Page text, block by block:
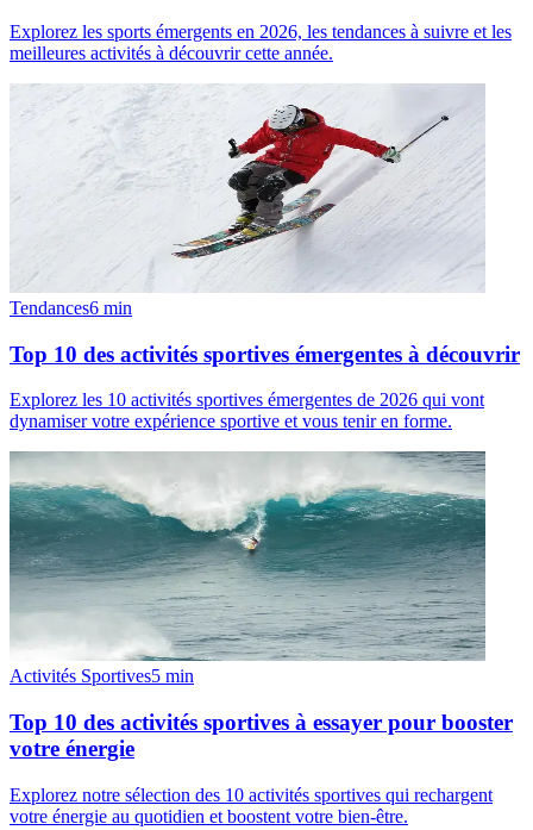
Explorez les sports émergents en 2026, les tendances à suivre et les
meilleures activités à découvrir cette année.
Tendances6 min
Top 10 des activités sportives émergentes à découvrir
Explorez les 10 activités sportives émergentes de 2026 qui vont
dynamiser votre expérience sportive et vous tenir en forme.
Activités Sportives5 min
Top 10 des activités sportives à essayer pour booster
votre énergie
Explorez notre sélection des 10 activités sportives qui rechargent
votre énergie au quotidien et boostent votre bien-être.